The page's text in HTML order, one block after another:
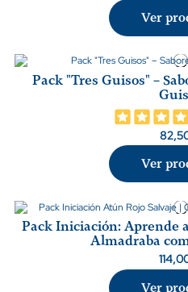
Ver
Pack "Tres Guisos" –
Ver
Pack Iniciación: Aprende
Almadraba
Ver